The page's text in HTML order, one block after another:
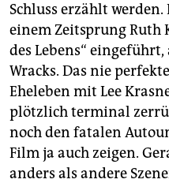
Schluss erzählt
einem Zeitsprung Ruth
des Lebens“ eingeführt,
Wracks. Das nie
Eheleben mit Lee
plötzlich terminal
noch den fatalen
Film ja auch zeigen.
anders als andere